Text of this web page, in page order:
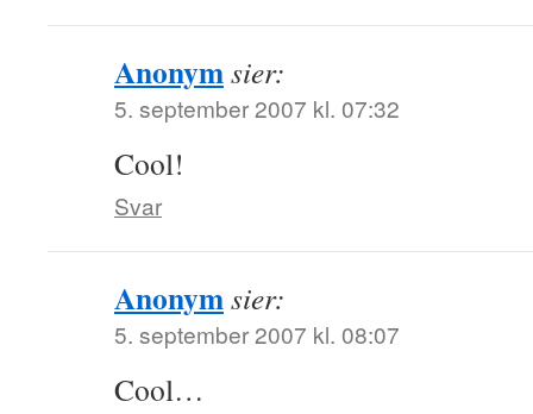
Anonymsier:
5. september 2007 kl. 07:32
Cool!
Svar
Anonymsier:
5. september 2007 kl. 08:07
Cool…